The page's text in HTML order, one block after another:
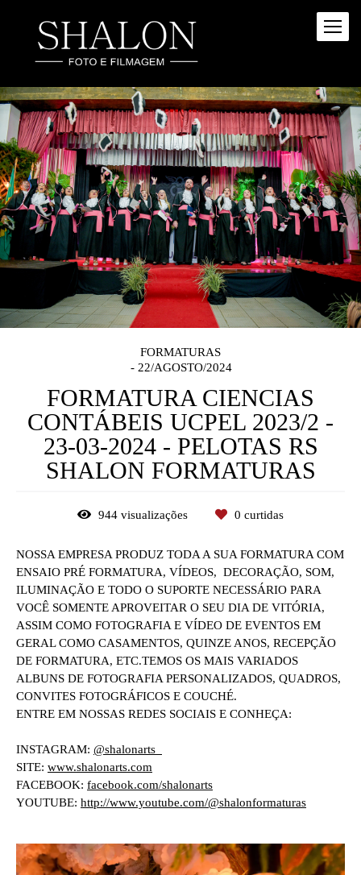
FORMATURAS
22/AGOSTO/2024
FORMATURA CIENCIAS
CONTÁBEIS UCPEL 2023/2 -
23-03-2024 - PELOTAS RS
SHALON FORMATURAS
944 visualizações 0 curtidas
NOSSA EMPRESA PRODUZ TODA A SUA FORMATURA COM
ENSAIO PRÉ FORMATURA, VÍDEOS, DECORAÇÃO, SOM,
ILUMINAÇÃO E TODO O SUPORTE NECESSÁRIO PARA
VOCÊ SOMENTE APROVEITAR O SEU DIA DE VITÓRIA,
ASSIM COMO FOTOGRAFIA E VÍDEO DE EVENTOS EM
GERAL COMO CASAMENTOS, QUINZE ANOS, RECEPÇÃO
DE FORMATURA, ETC.TEMOS OS MAIS VARIADOS
ALBUNS DE FOTOGRAFIA PERSONALIZADOS, QUADROS,
CONVITES FOTOGRÁFICOS E COUCHÉ.
ENTRE EM NOSSAS REDES SOCIAIS E CONHEÇA:
INSTAGRAM: @shalonarts_
SITE: www.shalonarts.com
FACEBOOK: facebook.com/shalonarts
YOUTUBE: http://www.youtube.com/@shalonformaturas